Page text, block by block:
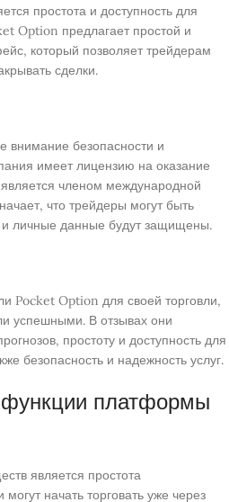
простота и доступность для
Option предлагает простой и
который позволяет трейдерам
сделки.
внимание безопасности и
имеет лицензию на оказание
членом международной
что трейдеры могут быть
и личные данные будут защищены.
Pocket Option для своей торговли,
успешными. В отзывах они
простоту и доступность для
безопасность и надежность услуг.
платформы
является простота
начать торговать уже через